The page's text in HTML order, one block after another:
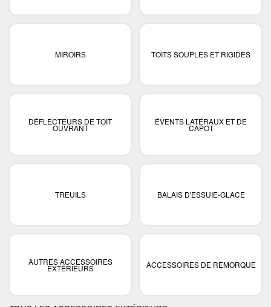
MIROIRS TOITS SOUPLES ET RIGIDES
DÉFLECTEURS DE TOIT
OUVRANT
ÉVENTS LATÉRAUX ET DE
CAPOT
TREUILS BALAIS D'ESSUIE-GLACE
AUTRES ACCESSOIRES
EXTÉRIEURS ACCESSOIRES DE REMORQUE